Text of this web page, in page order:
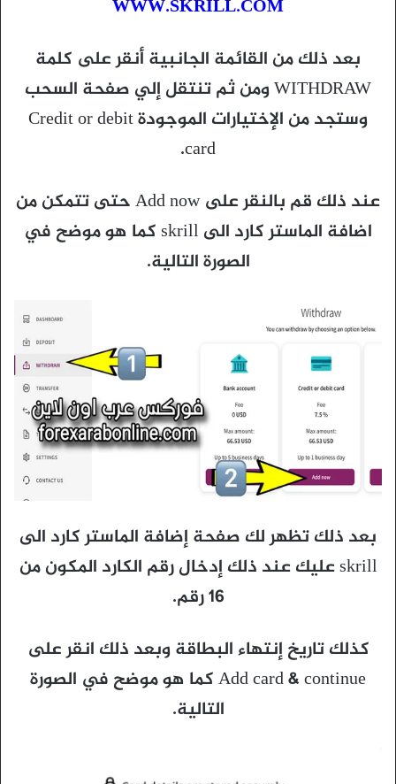
WWW.SKRILL.COM
بعد ذلك من القائمة الجانبية أنقر على كلمة
WITHDRAW ومن ثم تنتقل إلي صفحة السحب
وستجد من الإختيارات الموجودة Credit or debit
card.
عند ذلك قم بالنقر على Add now حتى تتمكن من
اضافة الماستر كارد الى skrill كما هو موضح في
الصورة التالية.
بعد ذلك تظهر لك صفحة إضافة الماستر كارد الى
skrill عليك عند ذلك إدخال رقم الكارد المكون من
16 رقم.
كذلك تاريخ إنتهاء البطاقة وبعد ذلك انقر على
Add card & continue كما هو موضح في الصورة
التالية.